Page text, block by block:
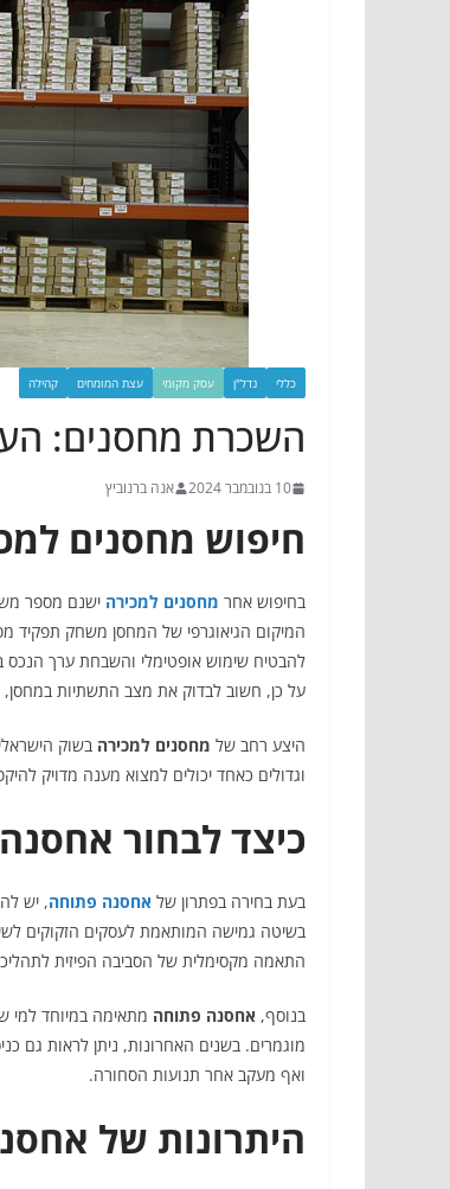
כללי נדל"ן עסק מקומי עצת המומחים קהילה
השכרת מחסנים:
10 בנובמבר 2024 אנה ברנוביץ
חיפוש מחסנים
בחיפוש אחר מחסנים למכירה ישנם מספר
המיקום הגיאוגרפי של המחסן משחק תפקיד
להבטיח שימוש אופטימלי והשבחת ערך הנכס
על כן, חשוב לבדוק את מצב התשתיות במחסן,
היצע רחב של מחסנים למכירה בשוק
וגדולים כאחד יכולים למצוא מענה מדויק
כיצד לבחור
בעת בחירה בפתרון של אחסנה פתוחה, יש
בשיטה גמישה המותאמת לעסקים הזקוקים
התאמה מקסימלית של הסביבה הפיזית
בנוסף, אחסנה פתוחה מתאימה במיוחד למי
מוגמרים. בשנים האחרונות, ניתן לראות גם
ואף מעקב אחר תנועות הסחורה.
היתרונות של